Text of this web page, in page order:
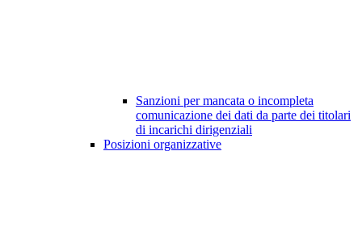
Sanzioni per mancata o incompleta
comunicazione dei dati da parte dei titolari
di incarichi dirigenziali
Posizioni organizzative